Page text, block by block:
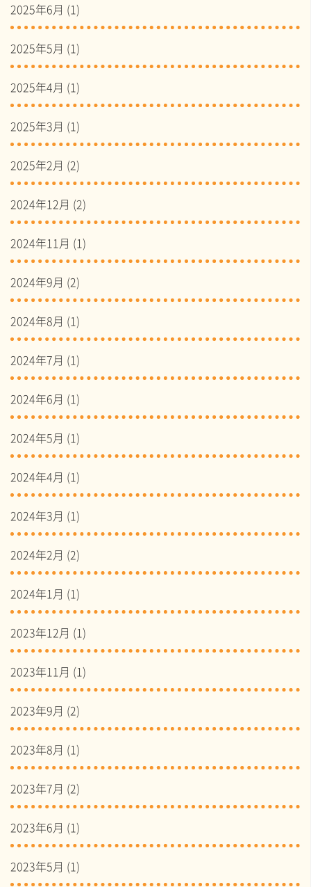
2025年6月 (1)
2025年5月 (1)
2025年4月 (1)
2025年3月 (1)
2025年2月 (2)
2024年12月 (2)
2024年11月 (1)
2024年9月 (2)
2024年8月 (1)
2024年7月 (1)
2024年6月 (1)
2024年5月 (1)
2024年4月 (1)
2024年3月 (1)
2024年2月 (2)
2024年1月 (1)
2023年12月 (1)
2023年11月 (1)
2023年9月 (2)
2023年8月 (1)
2023年7月 (2)
2023年6月 (1)
2023年5月 (1)